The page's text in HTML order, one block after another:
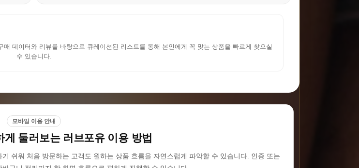
데이터와 리뷰를 바탕으로 큐레이션된 리스트를 통해 본인에게 꼭 맞는 상품을 빠르게 찾으실
수 있습니다.
모바일 이용 안내
게 둘러보는 러브포유 이용 방법
쉬워 처음 방문하는 고객도 원하는 상품 흐름을 자연스럽게 파악할 수 있습니다. 인증 또는